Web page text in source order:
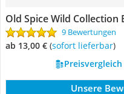
Old Spice Wild
9 Bewertungen
ab 13,00 € ( Sofort lieferbar)
Unsere